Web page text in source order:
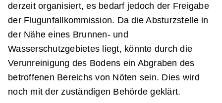
derzeit organisiert, es bedarf jedoch der Freigabe
der Flugunfallkommission. Da die Absturzstelle in
der Nähe eines Brunnen- und
Wasserschutzgebietes liegt, könnte durch die
Verunreinigung des Bodens ein Abgraben des
betroffenen Bereichs von Nöten sein. Dies wird
noch mit der zuständigen Behörde geklärt.